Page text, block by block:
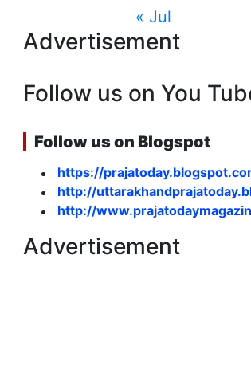
« Jul
Advertisement
Follow us on You
Follow us on Blogspot
https://
http://
http://
Advertisement